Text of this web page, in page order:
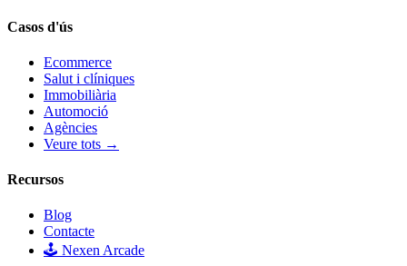
Casos d'ús
Ecommerce
Salut i clíniques
Immobiliària
Automoció
Agències
Veure tots →
Recursos
Blog
Contacte
🕹️ Nexen Arcade